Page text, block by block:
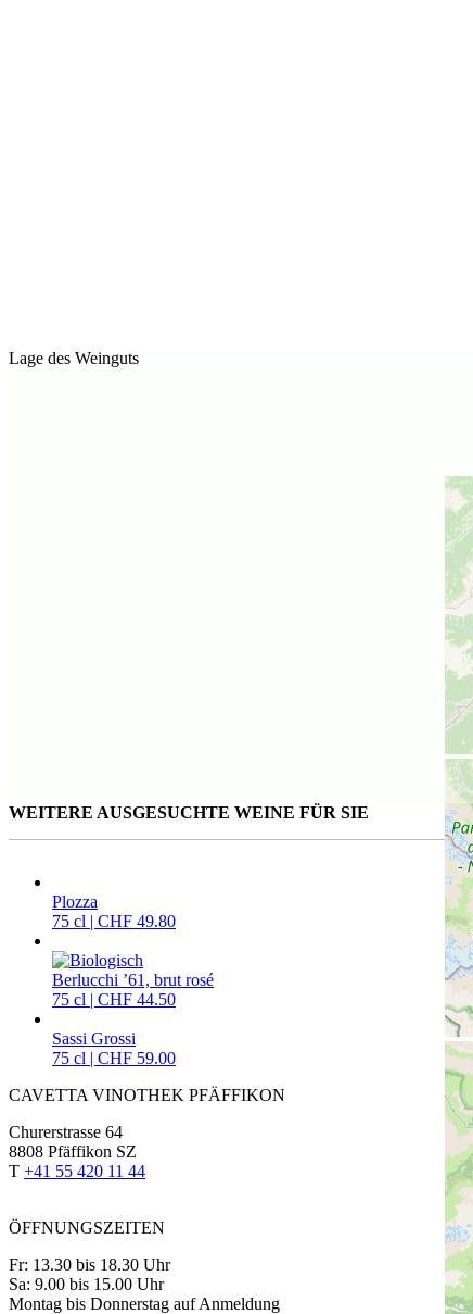
Lage des Weinguts
WEITERE AUSGESUCHTE WEINE FÜR SIE
Plozza
75 cl | CHF 49.80
Berlucchi ’61, brut rosé
75 cl | CHF 44.50
Sassi Grossi
75 cl | CHF 59.00
CAVETTA VINOTHEK PFÄFFIKON
Churerstrasse 64
8808 Pfäffikon SZ
T +41 55 420 11 44
ÖFFNUNGSZEITEN
Fr: 13.30 bis 18.30 Uhr
Sa: 9.00 bis 15.00 Uhr
Montag bis Donnerstag auf Anmeldung